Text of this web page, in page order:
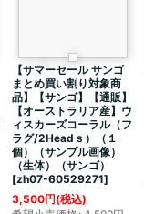
【サマーセール サンゴ
まとめ買い割り対象商
品】【サンゴ】【通販】
【オーストラリア産】ウ
ィスカーズコーラル（フ
ラグ/2Headｓ）（１
個）（サンプル画像）
（生体）（サンゴ）
[zh07-60529271]
3,500円(税込)